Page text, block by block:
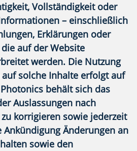
Vollständigkeit oder
– einschließlich
Erklärungen oder
auf der Website
werden. Die Nutzung
solche Inhalte erfolgt auf
behält sich das
Auslassungen nach
korrigieren sowie jederzeit
Änderungen an
sowie den